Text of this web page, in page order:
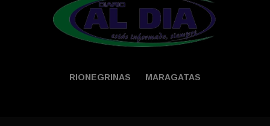
RIONEGRINAS MARAGATAS